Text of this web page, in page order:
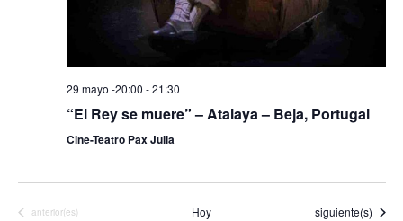
29 mayo -20:00 -21:30
“El Rey se muere” – Atalaya – Beja, Portugal
Cine-Teatro Pax Julia
Eventos
anterior(es) Hoy Eventos
siguiente(s)